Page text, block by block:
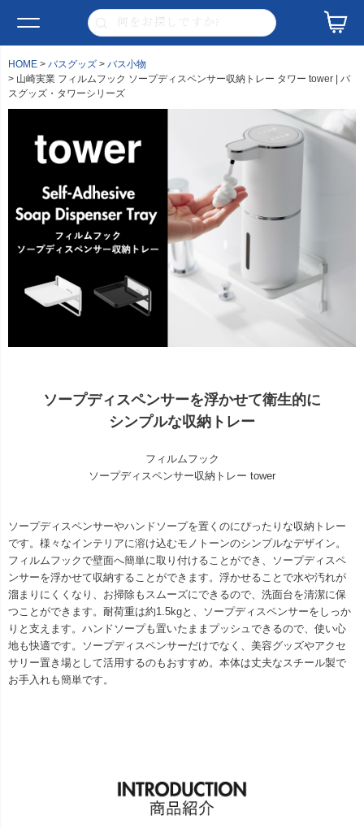
HOME バスグッズ
バス小物
山崎実業 フィルムフック ソープディスペンサー収納トレー タワー tower | バ
スグッズ・タワーシリーズ
ソープディスペンサーを浮かせて衛生的に
シンプルな収納トレー
フィルムフック
ソープディスペンサー収納トレー tower
ソープディスペンサーやハンドソープを置くのにぴったりな収納トレー
です。様々なインテリアに溶け込むモノトーンのシンプルなデザイン。
フィルムフックで壁面へ簡単に取り付けることができ、ソープディスペ
ンサーを浮かせて収納することができます。浮かせることで水や汚れが
溜まりにくくなり、お掃除もスムーズにできるので、洗面台を清潔に保
つことができます。耐荷重は約1.5kgと、ソープディスペンサーをしっか
りと支えます。ハンドソープも置いたままプッシュできるので、使い心
地も快適です。ソープディスペンサーだけでなく、美容グッズやアクセ
サリー置き場として活用するのもおすすめ。本体は丈夫なスチール製で
お手入れも簡単です。